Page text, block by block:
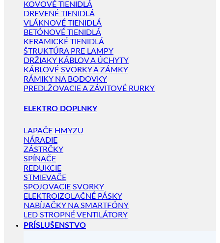
KOVOVÉ TIENIDLÁ
DREVENÉ TIENIDLÁ
VLÁKNOVÉ TIENIDLÁ
BETÓNOVÉ TIENIDLÁ
KERAMICKÉ TIENIDLÁ
ŠTRUKTÚRA PRE LAMPY
DRŽIAKY KÁBLOV A ÚCHYTY
KÁBLOVÉ SVORKY A ZÁMKY
RÁMIKY NA BODOVKY
PREDLŽOVACIE A ZÁVITOVÉ RURKY
ELEKTRO DOPLNKY
LAPAČE HMYZU
NÁRADIE
ZÁSTRČKY
SPÍNAČE
REDUKCIE
STMIEVAČE
SPOJOVACIE SVORKY
ELEKTROIZOLAČNÉ PÁSKY
NABÍJAČKY NA SMARTFÓNY
LED STROPNÉ VENTILÁTORY
PRÍSLUŠENSTVO